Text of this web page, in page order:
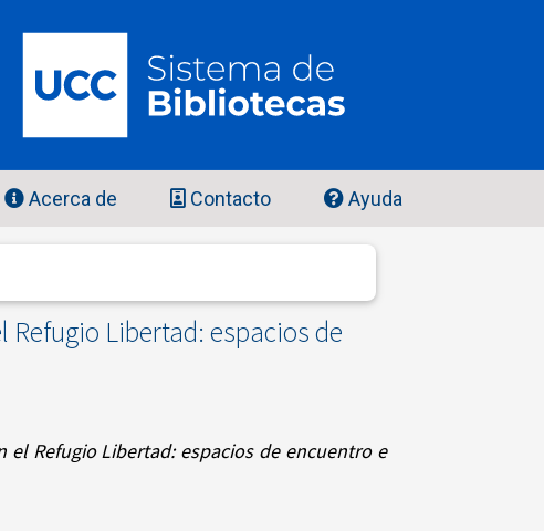
Acerca de Contacto Ayuda
Libertad: espacios de
Refugio Libertad: espacios de encuentro e